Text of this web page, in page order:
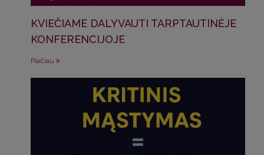
KVIEČIAME DALYVAUTI TARPTAUTINĖJE
KONFERENCIJOJE
Plačiau